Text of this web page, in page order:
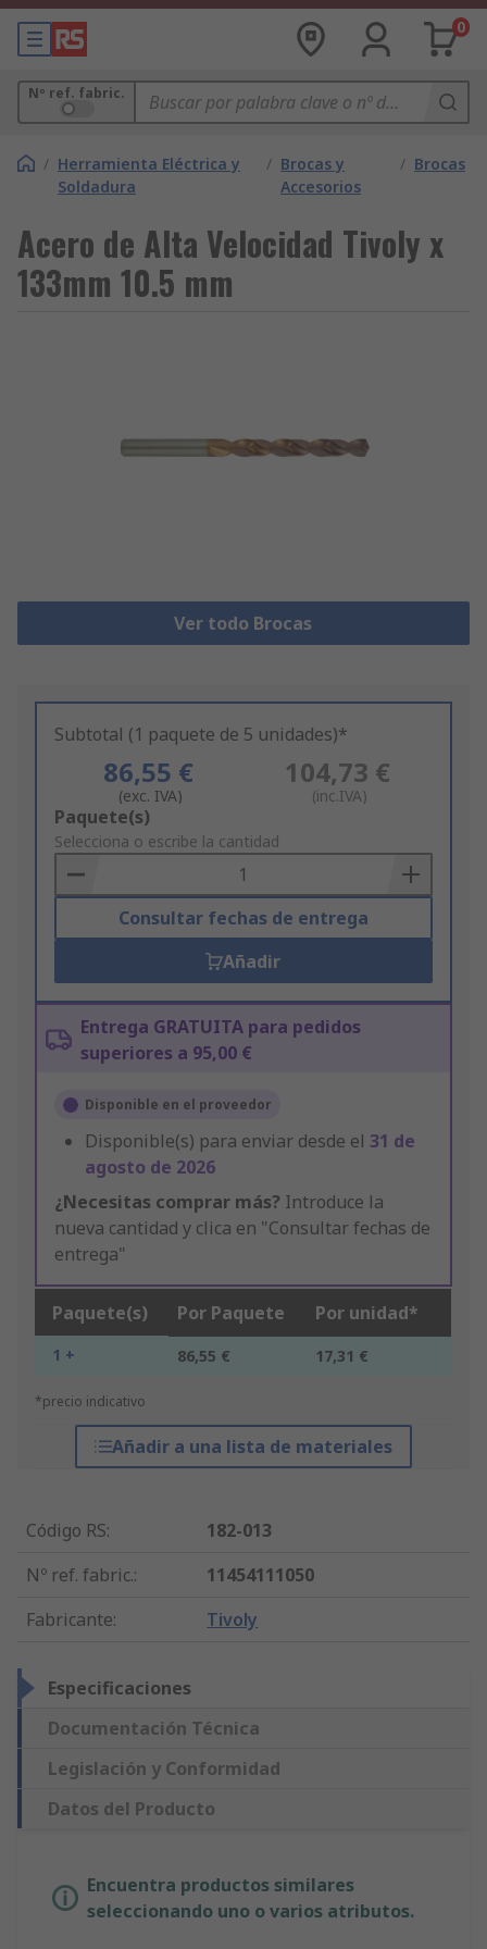
0
Nº ref. fabric.
/ Herramienta Eléctrica y
Soldadura
/ Brocas y
Accesorios
/ Brocas
Acero de Alta Velocidad Tivoly x
133mm 10.5 mm
Ver todo Brocas
Subtotal (1 paquete de 5 unidades)*
86,55 €
(exc. IVA)
104,73 €
(inc.IVA)
Add
to
Basket
Paquete(s)
Selecciona o escribe la cantidad
Consultar fechas de entrega
Añadir
Entrega GRATUITA para pedidos
superiores a 95,00 €
Disponible en el proveedor
Disponible(s) para enviar desde el 31 de
agosto de 2026
¿Necesitas comprar más? Introduce la
nueva cantidad y clica en "Consultar fechas de
entrega"
Paquete(s) Por Paquete Por unidad*
1 + 86,55 € 17,31 €
*precio indicativo
Añadir a una lista de materiales
Código RS:
182-013
Nº ref. fabric.:
11454111050
Fabricante: Tivoly
Especificaciones
Documentación Técnica
Legislación y Conformidad
Datos del Producto
Encuentra productos similares
seleccionando uno o varios atributos.